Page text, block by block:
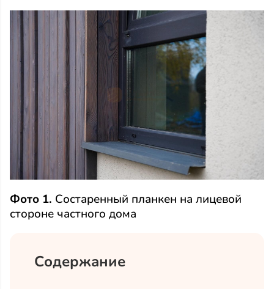
Фото 1. Состаренный планкен на лицевой
стороне частного дома
Содержание